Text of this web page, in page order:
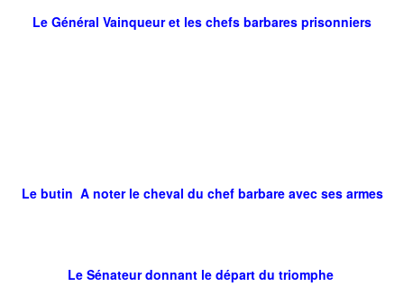
Le Général Vainqueur et les chefs barbares prisonniers
Le butin A noter le cheval du chef barbare avec ses armes
Le Sénateur donnant le départ du triomphe